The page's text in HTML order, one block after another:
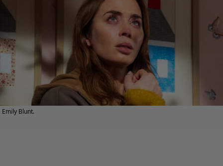
Emily Blunt.